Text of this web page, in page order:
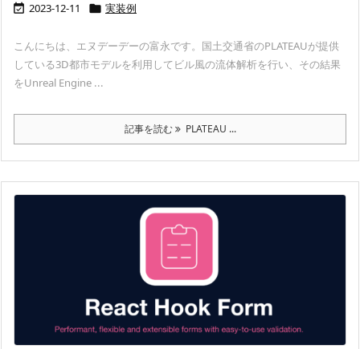
 2023-12-11  実装例
こんにちは、エヌデーデーの富永です。国土交通省のPLATEAUが提供
している3D都市モデルを利用してビル風の流体解析を行い、その結果
をUnreal Engine ...
記事を読む PLATEAU ...